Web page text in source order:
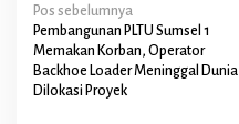
N
a
v
Pos sebelumnya
Pembangunan PLTU Sumsel 1
Memakan Korban, Operator
Backhoe Loader Meninggal Dunia
Dilokasi Proyek